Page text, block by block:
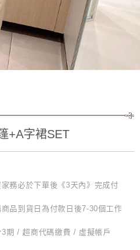
+A字裙SET
務必於下單後《3天內》完成付
品到貨日為付款日後7-30個工作
期 / 超商代碼繳費 / 虛擬帳戶